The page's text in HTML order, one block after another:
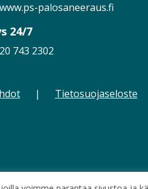
www.ps-palosaneeraus.fi
24/7
743 2302
| Tietosuojaseloste